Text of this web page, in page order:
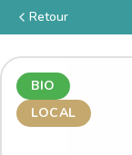
Retour
BIO
LOCAL